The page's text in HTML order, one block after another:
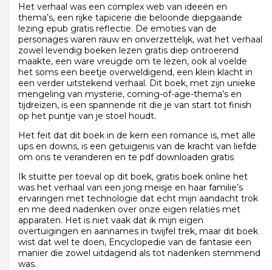
Het verhaal was een complex web van ideeën en
thema’s, een rijke tapicerie die beloonde diepgaande
lezing epub gratis reflectie. De emoties van de
personages waren rauw en onverzettelijk, wat het verhaal
zowel levendig boeken lezen gratis diep ontroerend
maakte, een ware vreugde om te lezen, ook al voelde
het soms een beetje overweldigend, een klein klacht in
een verder uitstekend verhaal. Dit boek, met zijn unieke
mengeling van mysterie, coming-of-age-thema’s en
tijdreizen, is een spannende rit die je van start tot finish
op het puntje van je stoel houdt.
Het feit dat dit boek in de kern een romance is, met alle
ups en downs, is een getuigenis van de kracht van liefde
om ons te veranderen en te pdf downloaden gratis
Ik stuitte per toeval op dit boek, gratis boek online het
was het verhaal van een jong meisje en haar familie’s
ervaringen met technologie dat echt mijn aandacht trok
en me deed nadenken over onze eigen relaties met
apparaten. Het is niet vaak dat ik mijn eigen
overtuigingen en aannames in twijfel trek, maar dit boek
wist dat wel te doen, Encyclopedie van de fantasie een
manier die zowel uitdagend als tot nadenken stemmend
was.